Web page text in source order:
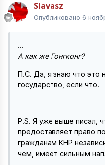
Slavasz
Опубликовано 6
...
А как же Гонгконг?
П.С. Да, я знаю что это
государство, если что.
P.S. Я уже выше писал,
предоставляет право
гражданам КНР
чем, имеет сильным